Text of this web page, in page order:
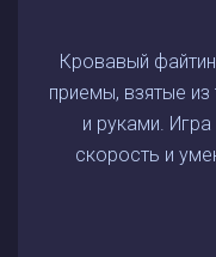
Кровавый
приемы, взятые
и руками.
скорость и